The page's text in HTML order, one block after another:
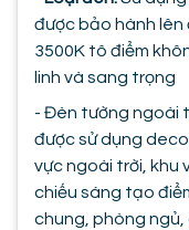
được bảo hành lên
3500K tô điểm
linh và sang trọng
- Đèn tường ngoài
được sử dụng
vực ngoài trời, khu
chiếu sáng tạo
chung, phòng ngủ,